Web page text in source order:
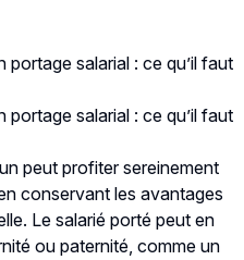
salarial : ce qu’il faut
salarial : ce qu’il faut
peut profiter sereinement
conservant les avantages
Le salarié porté peut en
ou paternité, comme un